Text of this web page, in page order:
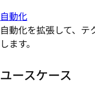
自動化
自動化を拡張して、
します。
ユースケース